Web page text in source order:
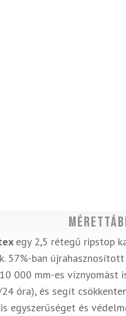
egy 2,5 rétegű ripstop
57%-ban
000 mm-es víznyomást
óra), és segít
egyszerűséget és